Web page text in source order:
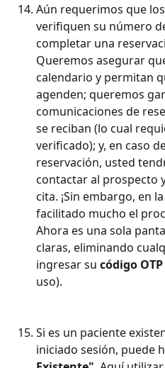
Aún requerimos que
verifiquen su número
completar una
Queremos asegurar
calendario y permitan
agenden; queremos
comunicaciones de
se reciban (lo cual
verificado); y, en caso
reservación, usted
contactar al prospecto
cita. ¡Sin embargo, en
facilitado mucho el
Ahora es una sola
claras, eliminando
ingresar su código OTP
uso).
Si es un paciente
iniciado sesión, puede